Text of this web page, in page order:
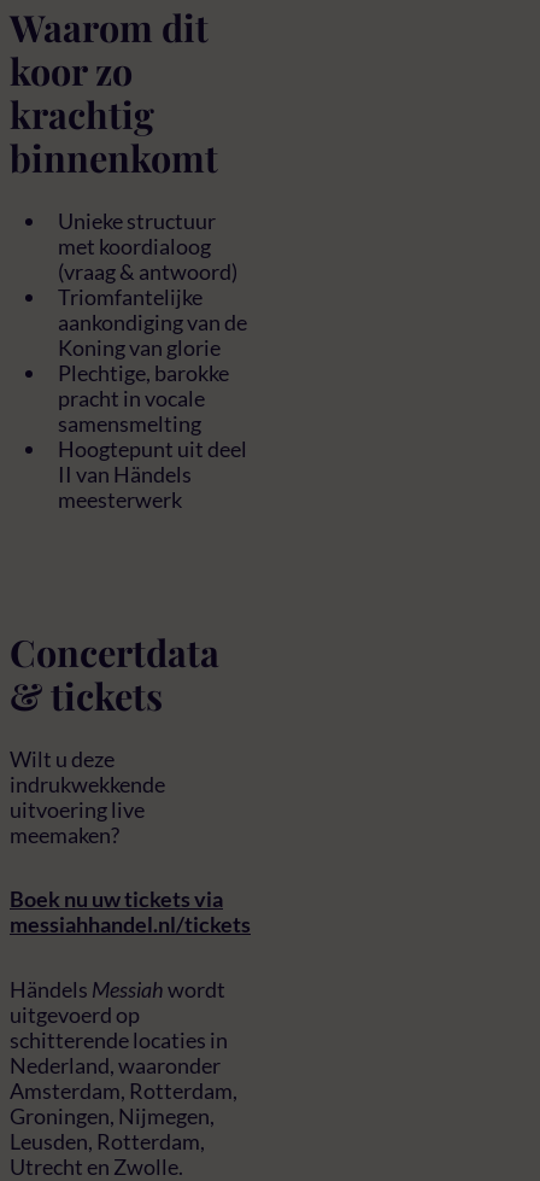
Waarom dit
koor zo
krachtig
binnenkomt
Unieke structuur
met koordialoog
(vraag & antwoord)
Triomfantelijke
aankondiging van de
Koning van glorie
Plechtige, barokke
pracht in vocale
samensmelting
Hoogtepunt uit deel
II van Händels
meesterwerk
Concertdata
& tickets
Wilt u deze
indrukwekkende
uitvoering live
meemaken?
Boek nu uw tickets via
messiahhandel.nl/tickets
Händels Messiahwordt
uitgevoerd op
schitterende locaties in
Nederland, waaronder
Amsterdam, Rotterdam,
Groningen, Nijmegen,
Leusden, Rotterdam,
Utrecht en Zwolle.